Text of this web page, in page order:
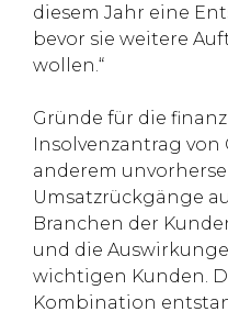
diesem Jahr eine
bevor sie weitere
wollen.“
Gründe für die
Insolvenzantrag von
anderem
Umsatzrückgänge
Branchen der
und die
wichtigen Kunden.
Kombination